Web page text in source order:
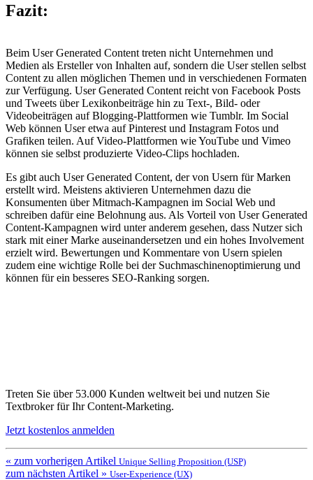
Fazit:
Beim User Generated Content treten nicht Unternehmen und
Medien als Ersteller von Inhalten auf, sondern die User stellen selbst
Content zu allen möglichen Themen und in verschiedenen Formaten
zur Verfügung. User Generated Content reicht von Facebook Posts
und Tweets über Lexikonbeiträge hin zu Text-, Bild- oder
Videobeiträgen auf Blogging-Plattformen wie Tumblr. Im Social
Web können User etwa auf Pinterest und Instagram Fotos und
Grafiken teilen. Auf Video-Plattformen wie YouTube und Vimeo
können sie selbst produzierte Video-Clips hochladen.
Es gibt auch User Generated Content, der von Usern für Marken
erstellt wird. Meistens aktivieren Unternehmen dazu die
Konsumenten über Mitmach-Kampagnen im Social Web und
schreiben dafür eine Belohnung aus. Als Vorteil von User Generated
Content-Kampagnen wird unter anderem gesehen, dass Nutzer sich
stark mit einer Marke auseinandersetzen und ein hohes Involvement
erzielt wird. Bewertungen und Kommentare von Usern spielen
zudem eine wichtige Rolle bei der Suchmaschinenoptimierung und
können für ein besseres SEO-Ranking sorgen.
Treten Sie über 53.000 Kunden weltweit bei und nutzen Sie
Textbroker für Ihr Content-Marketing.
Jetzt kostenlos anmelden
« zum vorherigen Artikel Unique Selling Proposition (USP)
zum nächsten Artikel » User-Experience (UX)